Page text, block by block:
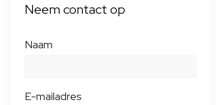
Neem contact op
Naam
E-mailadres